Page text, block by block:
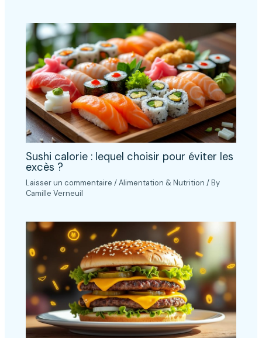
Sushi calorie : lequel choisir pour éviter les
excès ?
Laisser un commentaire /Alimentation & Nutrition / By
Camille Verneuil